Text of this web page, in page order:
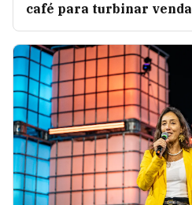
café para turbinar